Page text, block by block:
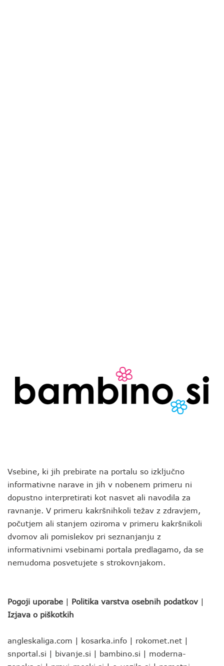
Vsebine, ki jih prebirate na portalu so izključno
informativne narave in jih v nobenem primeru ni
dopustno interpretirati kot nasvet ali navodila za
ravnanje. V primeru kakršnihkoli težav z zdravjem,
počutjem ali stanjem oziroma v primeru kakršnikoli
dvomov ali pomislekov pri seznanjanju z
informativnimi vsebinami portala predlagamo, da se
nemudoma posvetujete s strokovnjakom.
Pogoji uporabe | Politika varstva osebnih podatkov |
Izjava o piškotkih
angleskaliga.com | kosarka.info | rokomet.net |
snportal.si | bivanje.si | bambino.si | moderna-